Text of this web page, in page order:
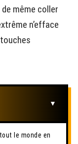
même coller
n’efface
le monde en